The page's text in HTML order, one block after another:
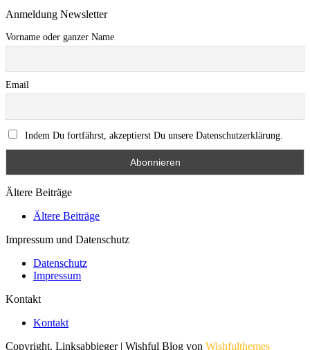
Anmeldung Newsletter
Vorname oder ganzer Name
Email
Indem Du fortfährst, akzeptierst Du unsere Datenschutzerklärung.
Ältere Beiträge
Ältere Beiträge
Impressum und Datenschutz
Datenschutz
Impressum
Kontakt
Kontakt
Copyright. Linksabbieger | Wishful Blog von Wishfulthemes